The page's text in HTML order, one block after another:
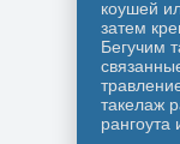
коушей
затем
Бегучим
такелаж
рангоута